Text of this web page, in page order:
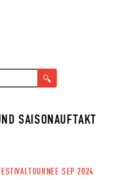
SAISONAUFTAKT
SEP 2024